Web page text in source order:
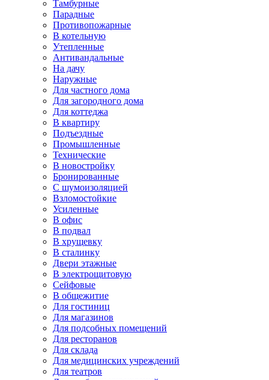
Тамбурные
Парадные
Противопожарные
В котельную
Утепленные
Антивандальные
На дачу
Наружные
Для частного дома
Для загородного дома
Для коттеджа
В квартиру
Подъездные
Промышленные
Технические
В новостройку
Бронированные
С шумоизоляцией
Взломостойкие
Усиленные
В офис
В подвал
В хрущевку
В сталинку
Двери этажные
В электрощитовую
Сейфовые
В общежитие
Для гостиниц
Для магазинов
Для подсобных помещений
Для ресторанов
Для склада
Для медицинских учреждений
Для театров